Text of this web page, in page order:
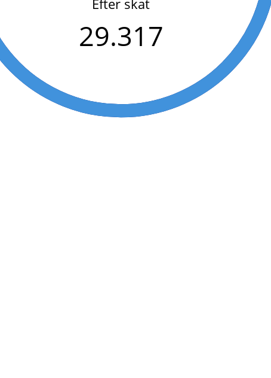
Efter skat
29.317